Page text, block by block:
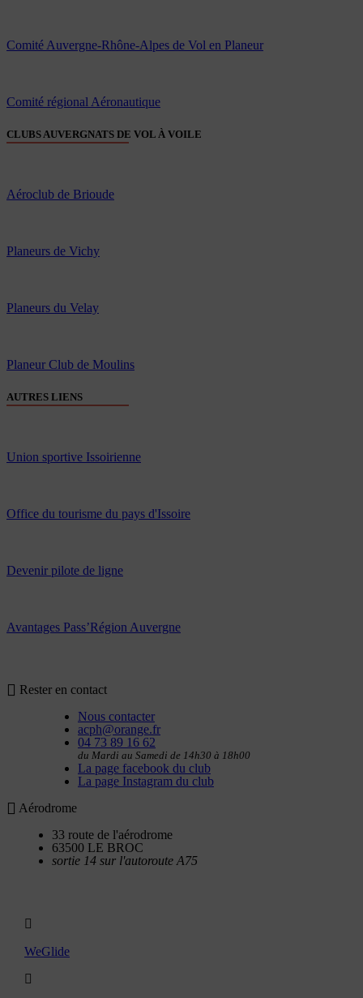
Comité Auvergne-Rhône-Alpes de Vol en Planeur
Comité régional Aéronautique
CLUBS AUVERGNATS DE VOL À VOILE
Aéroclub de Brioude
Planeurs de Vichy
Planeurs du Velay
Planeur Club de Moulins
AUTRES LIENS
Union sportive Issoirienne
Office du tourisme du pays d'Issoire
Devenir pilote de ligne
Avantages Pass’Région Auvergne
Rester en contact
Nous contacter
acph@orange.fr
04 73 89 16 62
du Mardi au Samedi de 14h30 à 18h00
La page facebook du club
La page Instagram du club
Aérodrome
33 route de l'aérodrome
63500 LE BROC
sortie 14 sur l'autoroute A75
WeGlide